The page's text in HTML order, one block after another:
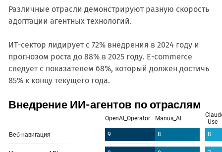
Различные отрасли демонстрируют разную скорость
адоптации агентных технологий.
ИТ-сектор лидирует с 72% внедрения в 2024 году и
прогнозом роста до 88% в 2025 году. E-commerce
следует с показателем 68%, который должен достичь
85% к концу текущего года.